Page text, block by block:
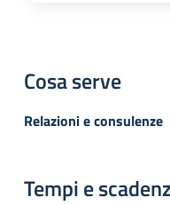
Cosa serve
Relazioni e consulenze
Tempi e